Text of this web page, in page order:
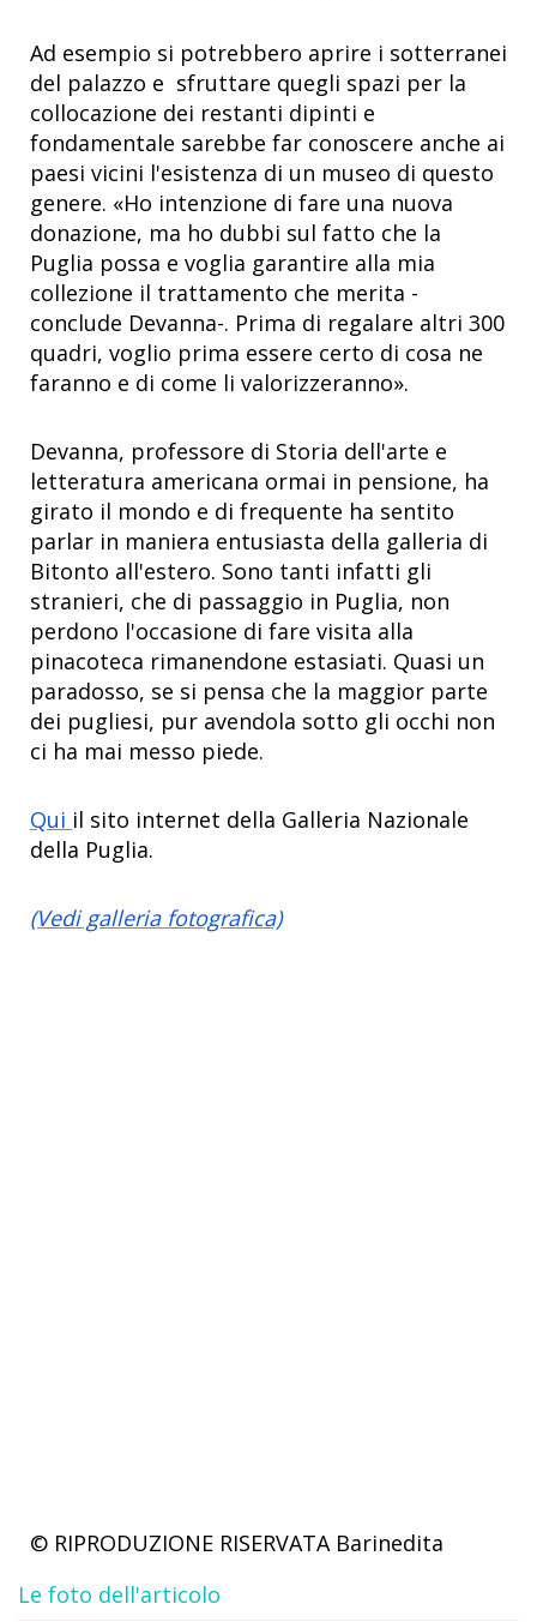
Ad esempio si potrebbero aprire i sotterranei
del palazzo e sfruttare quegli spazi per la
collocazione dei restanti dipinti e
fondamentale sarebbe far conoscere anche ai
paesi vicini l'esistenza di un museo di questo
genere. «Ho intenzione di fare una nuova
donazione, ma ho dubbi sul fatto che la
Puglia possa e voglia garantire alla mia
collezione il trattamento che merita -
conclude Devanna-. Prima di regalare altri 300
quadri, voglio prima essere certo di cosa ne
faranno e di come li valorizzeranno».
Devanna, professore di Storia dell'arte e
letteratura americana ormai in pensione, ha
girato il mondo e di frequente ha sentito
parlar in maniera entusiasta della galleria di
Bitonto all'estero. Sono tanti infatti gli
stranieri, che di passaggio in Puglia, non
perdono l'occasione di fare visita alla
pinacoteca rimanendone estasiati. Quasi un
paradosso, se si pensa che la maggior parte
dei pugliesi, pur avendola sotto gli occhi non
ci ha mai messo piede.
Qui il sito internet della Galleria Nazionale
della Puglia.
(Vedi galleria fotografica)
© RIPRODUZIONE RISERVATA Barinedita
Le foto dell'articolo